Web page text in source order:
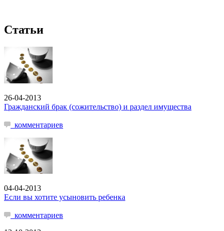
Статьи
26-04-2013
Гражданский брак (сожительство) и раздел имущества
комментариев
04-04-2013
Если вы хотите усыновить ребенка
комментариев